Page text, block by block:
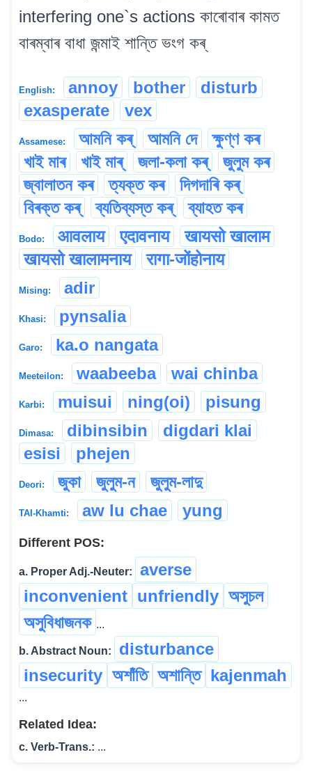
interfering one`s actions কাৰোবাৰ কামত
বাৰম্বাৰ বাধা জন্মাই শান্তি ভংগ কৰ্
English: annoy bother
disturb
exasperate
vex
Assamese: আমনি কৰ্ আমনি দে
ক্ষুণ্ণ কৰ
খাই মাৰ
খাই মাৰ্ জলা-কলা কৰ্
জুলুম কৰ
জ্বালাতন কৰ
ত্যক্ত কৰ
দিগদাৰি কৰ্
বিৰক্ত কৰ্
ব্যতিব্যস্ত কৰ্ ব্যাহত কৰ
Bodo: आवलाय एदावनाय
खायसो खालाम
खायसो खालामनाय
रागा-जोंहोनाय
Mising: adir
Khasi: pynsalia
Garo: ka.o nangata
Meeteilon: waabeeba wai chinba
Karbi: muisui ning(oi) pisung
Dimasa: dibinsibin
digdari klai
esisi
phejen
Deori: জুকা জুলুম-ন জুলুম-লাদু
TAI-Khamti: aw lu chae yung
Different POS:
a. Proper Adj.-Neuter:
averse
inconvenient unfriendly অসুচল
অসুবিধাজনক ...
b. Abstract Noun:
disturbance
insecurity অশাঁতি অশান্তি kajenmah
...
Related Idea:
c. Verb-Trans.: ...